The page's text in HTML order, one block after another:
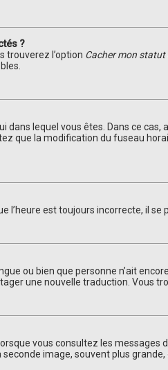
?
trouverez l’option Cacher mon statut
lequel vous êtes. Dans ce cas,
que la modification du fuseau
est toujours incorrecte, il
ou bien que personne n’ait
une nouvelle traduction. Vous
vous consultez les messages
image, souvent plus